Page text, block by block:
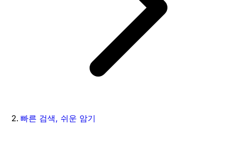
빠른 검색, 쉬운 암기